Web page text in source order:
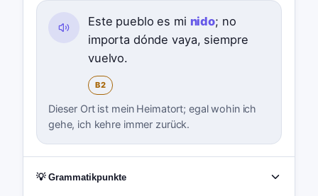
Este pueblo es mi nido; no
importa dónde vaya, siempre
vuelvo.
B2
Dieser Ort ist mein Heimatort; egal wohin ich
gehe, ich kehre immer zurück.
💡 Grammatikpunkte